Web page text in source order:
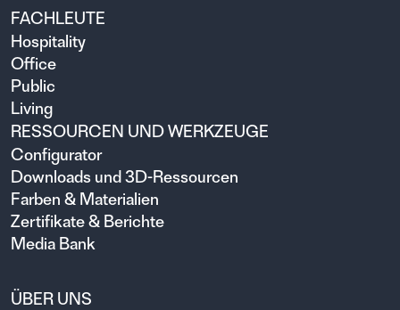
FACHLEUTE
Hospitality
Office
Public
Living
RESSOURCEN UND WERKZEUGE
Configurator
Downloads und 3D-Ressourcen
Farben & Materialien
Zertifikate & Berichte
Media Bank
ÜBER UNS